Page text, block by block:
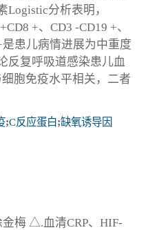
Logistic分析表明，
+、CD3 -CD19 +、
是患儿病情进展为中重度
反复呼吸道感染患儿血
胞免疫水平相关，二者
;C反应蛋白;缺氧诱导因
梅 △.血清CRP、HIF-